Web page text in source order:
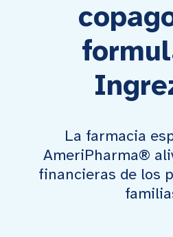
La farmacia
AmeriPharma®
financieras de los